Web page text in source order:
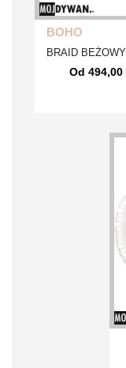
BOHO
BRAID
Od 494,00